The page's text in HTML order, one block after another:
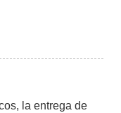
la entrega de